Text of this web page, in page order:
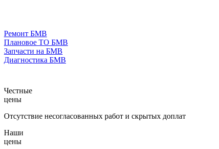
Ремонт БМВ
Плановое ТО БМВ
Запчасти на БМВ
Диагностика БМВ
Честные
цены
Отсутствие несогласованных работ и скрытых доплат
Наши
цены